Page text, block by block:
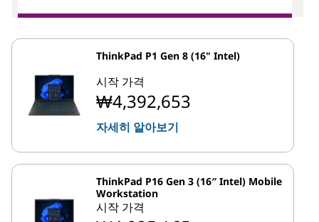
ThinkPad P1 Gen 8 (16" Intel)
시작 가격
₩4,392,653
자세히 알아보기
ThinkPad P16 Gen 3 (16″ Intel) Mobile
Workstation
시작 가격